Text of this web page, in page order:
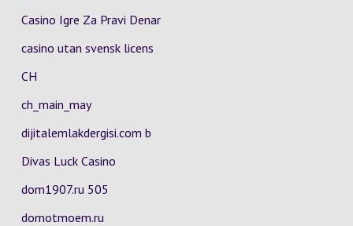
Casino Igre Za Pravi Denar
casino utan svensk licens
CH
ch_main_may
dijitalemlakdergisi.com b
Divas Luck Casino
dom1907.ru 505
domotmoem.ru